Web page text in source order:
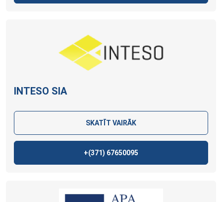
INTESO SIA
SKATĪT VAIRĀK
+(371) 67650095